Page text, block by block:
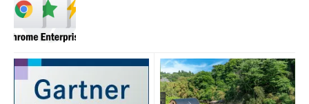
lsblk -o NAME,SIZE
（名前とサイズだけを表示する）（
ライン）
lsblk -f